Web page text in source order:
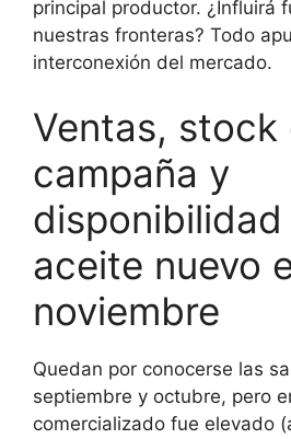
principal productor. ¿Influirá
nuestras fronteras? Todo
interconexión del mercado.
Ventas, stock
campaña y
disponibilidad
aceite nuevo
noviembre
Quedan por conocerse las
septiembre y octubre, pero
comercializado fue elevado